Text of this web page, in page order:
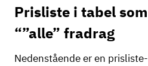
Prisliste i tabel
“”alle” fradrag
Nedenstående er en